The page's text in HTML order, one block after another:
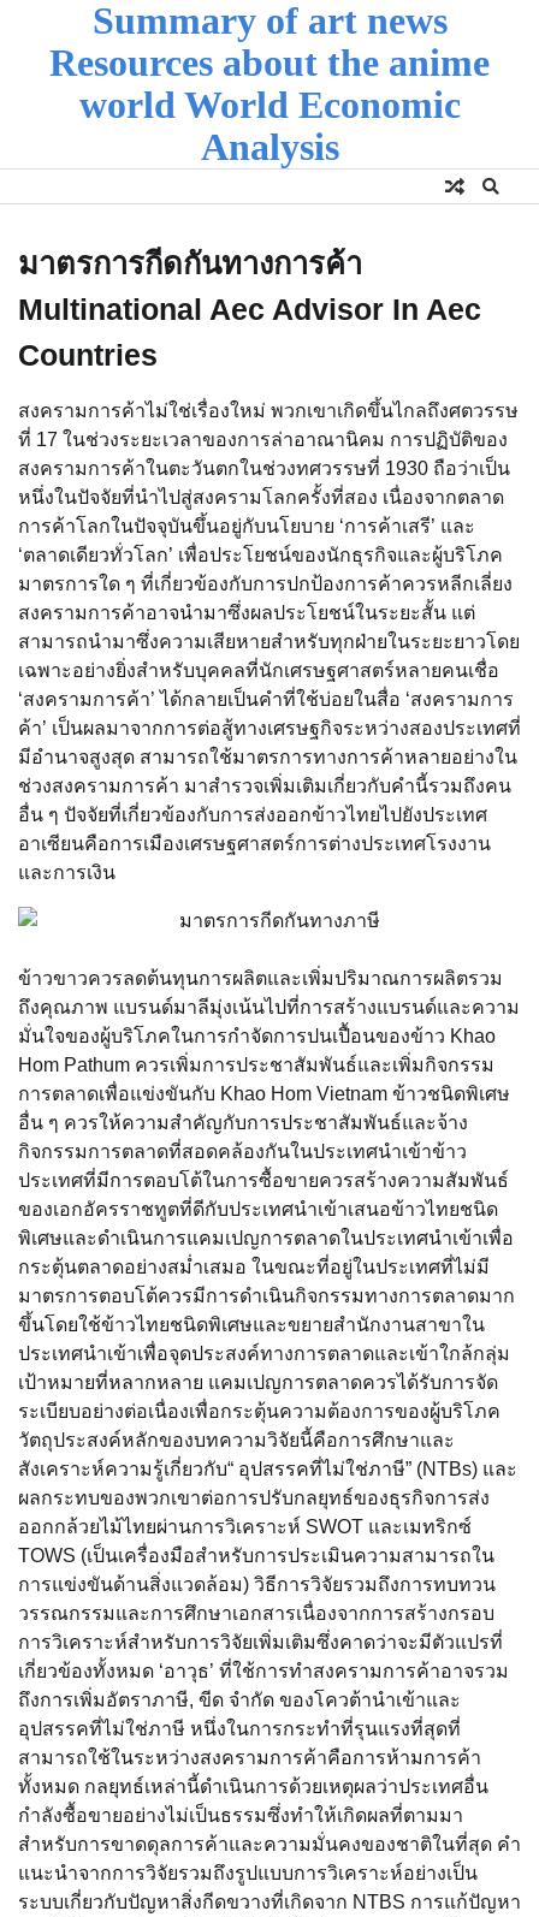
content
Summary of art news
Resources about the anime
world World Economic
Analysis
มาตรการกีดกันทางการค้า
Multinational Aec Advisor In Aec
Countries
สงครามการค้าไม่ใช่เรื่องใหม่ พวกเขาเกิดขึ้นไกลถึงศตวรรษ
ที่ 17 ในช่วงระยะเวลาของการล่าอาณานิคม การปฏิบัติของ
สงครามการค้าในตะวันตกในช่วงทศวรรษที่ 1930 ถือว่าเป็น
หนึ่งในปัจจัยที่นำไปสู่สงครามโลกครั้งที่สอง เนื่องจากตลาด
การค้าโลกในปัจจุบันขึ้นอยู่กับนโยบาย ‘การค้าเสรี’ และ
‘ตลาดเดียวทั่วโลก’ เพื่อประโยชน์ของนักธุรกิจและผู้บริโภค
มาตรการใด ๆ ที่เกี่ยวข้องกับการปกป้องการค้าควรหลีกเลี่ยง
สงครามการค้าอาจนำมาซึ่งผลประโยชน์ในระยะสั้น แต่
สามารถนำมาซึ่งความเสียหายสำหรับทุกฝ่ายในระยะยาวโดย
เฉพาะอย่างยิ่งสำหรับบุคคลที่นักเศรษฐศาสตร์หลายคนเชื่อ
‘สงครามการค้า’ ได้กลายเป็นคำที่ใช้บ่อยในสื่อ ‘สงครามการ
ค้า’ เป็นผลมาจากการต่อสู้ทางเศรษฐกิจระหว่างสองประเทศที่
มีอำนาจสูงสุด สามารถใช้มาตรการทางการค้าหลายอย่างใน
ช่วงสงครามการค้า มาสำรวจเพิ่มเติมเกี่ยวกับคำนี้รวมถึงคน
อื่น ๆ ปัจจัยที่เกี่ยวข้องกับการส่งออกข้าวไทยไปยังประเทศ
อาเซียนคือการเมืองเศรษฐศาสตร์การต่างประเทศโรงงาน
และการเงิน
ข้าวขาวควรลดต้นทุนการผลิตและเพิ่มปริมาณการผลิตรวม
ถึงคุณภาพ แบรนด์มาลีมุ่งเน้นไปที่การสร้างแบรนด์และความ
มั่นใจของผู้บริโภคในการกำจัดการปนเปื้อนของข้าว Khao
Hom Pathum ควรเพิ่มการประชาสัมพันธ์และเพิ่มกิจกรรม
การตลาดเพื่อแข่งขันกับ Khao Hom Vietnam ข้าวชนิดพิเศษ
อื่น ๆ ควรให้ความสำคัญกับการประชาสัมพันธ์และจ้าง
กิจกรรมการตลาดที่สอดคล้องกันในประเทศนำเข้าข้าว
ประเทศที่มีการตอบโต้ในการซื้อขายควรสร้างความสัมพันธ์
ของเอกอัครราชทูตที่ดีกับประเทศนำเข้าเสนอข้าวไทยชนิด
พิเศษและดำเนินการแคมเปญการตลาดในประเทศนำเข้าเพื่อ
กระตุ้นตลาดอย่างสม่ำเสมอ ในขณะที่อยู่ในประเทศที่ไม่มี
มาตรการตอบโต้ควรมีการดำเนินกิจกรรมทางการตลาดมาก
ขึ้นโดยใช้ข้าวไทยชนิดพิเศษและขยายสำนักงานสาขาใน
ประเทศนำเข้าเพื่อจุดประสงค์ทางการตลาดและเข้าใกล้กลุ่ม
เป้าหมายที่หลากหลาย แคมเปญการตลาดควรได้รับการจัด
ระเบียบอย่างต่อเนื่องเพื่อกระตุ้นความต้องการของผู้บริโภค
วัตถุประสงค์หลักของบทความวิจัยนี้คือการศึกษาและ
สังเคราะห์ความรู้เกี่ยวกับ“ อุปสรรคที่ไม่ใช่ภาษี” (NTBs) และ
ผลกระทบของพวกเขาต่อการปรับกลยุทธ์ของธุรกิจการส่ง
ออกกล้วยไม้ไทยผ่านการวิเคราะห์ SWOT และเมทริกซ์
TOWS (เป็นเครื่องมือสำหรับการประเมินความสามารถใน
การแข่งขันด้านสิ่งแวดล้อม) วิธีการวิจัยรวมถึงการทบทวน
วรรณกรรมและการศึกษาเอกสารเนื่องจากการสร้างกรอบ
การวิเคราะห์สำหรับการวิจัยเพิ่มเติมซึ่งคาดว่าจะมีตัวแปรที่
เกี่ยวข้องทั้งหมด ‘อาวุธ’ ที่ใช้การทำสงครามการค้าอาจรวม
ถึงการเพิ่มอัตราภาษี, ขีด จำกัด ของโควต้านำเข้าและ
อุปสรรคที่ไม่ใช่ภาษี หนึ่งในการกระทำที่รุนแรงที่สุดที่
สามารถใช้ในระหว่างสงครามการค้าคือการห้ามการค้า
ทั้งหมด กลยุทธ์เหล่านี้ดำเนินการด้วยเหตุผลว่าประเทศอื่น
กำลังซื้อขายอย่างไม่เป็นธรรมซึ่งทำให้เกิดผลที่ตามมา
สำหรับการขาดดุลการค้าและความมั่นคงของชาติในที่สุด คำ
แนะนำจากการวิจัยรวมถึงรูปแบบการวิเคราะห์อย่างเป็น
ระบบเกี่ยวกับปัญหาสิ่งกีดขวางที่เกิดจาก NTBS การแก้ปัญหา